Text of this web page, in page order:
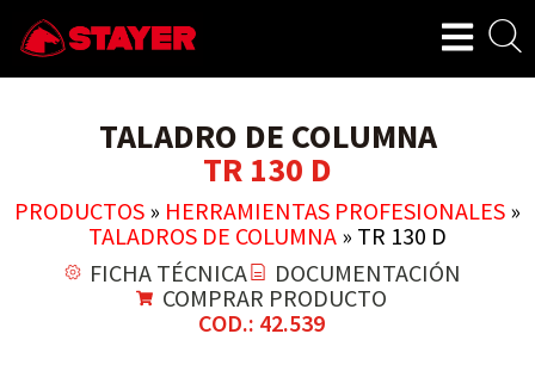
TALADRO DE COLUMNA
TR 130 D
PRODUCTOS » HERRAMIENTAS PROFESIONALES »
TALADROS DE COLUMNA » TR 130 D
FICHA TÉCNICA
DOCUMENTACIÓN
COMPRAR PRODUCTO
COD.: 42.539